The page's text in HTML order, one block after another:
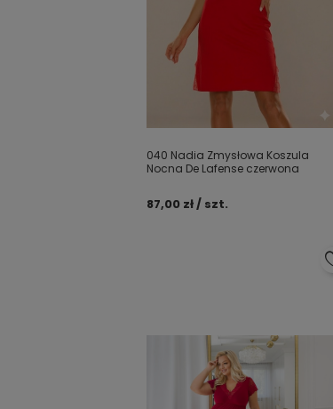
040 Nadia Zmysłowa Koszula
Nocna De Lafense czerwona
87,00 zł / szt.